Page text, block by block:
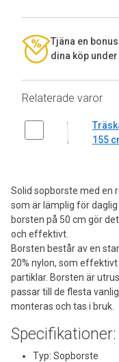
Solid sopborste med en
som är lämplig för
borsten på 50 cm gör
och effektivt.
Borsten består av en
20% nylon, som
partiklar. Borsten är
passar till de flesta
monteras och tas i bruk.
Specifikationer:
Typ: Sopborste
Tjäna en
dina köp
Relaterade varor
155